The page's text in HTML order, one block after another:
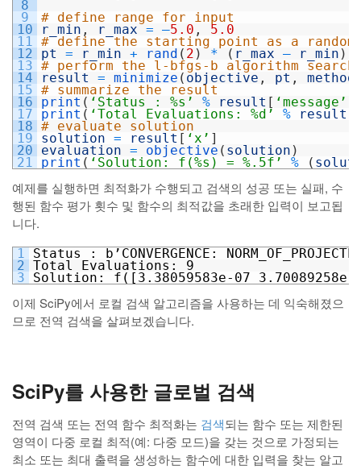
8
9
10
11
12
13
14
15
16
17
18
19
20
21
# define range for input
r_min , r_max = –5.0 , 5.0
# define the starting point as a random
pt = r_min + rand ( 2 ) * ( r_max – r_min )
# perform the l-bfgs-b algorithm search
result = minimize ( objective , pt , method
# summarize the result
print ( ‘Status : %s’ % result [ ‘message’
print ( ‘Total Evaluations: %d’ % result
# evaluate solution
solution = result [ ‘x’ ]
evaluation = objective ( solution )
print ( ‘Solution: f(%s) = %.5f’ % (
예제를 실행하면 최적화가 수행되고 검색의 성공 또는 실패, 수
행된 함수 평가 횟수 및 함수의 최적값을 초래한 입력이 보고됩
니다.
1
2
3
Status : b’CONVERGENCE:
Total Evaluations: 9
Solution: f([3.38059583e-07
이제 SciPy에서 로컬 검색 알고리즘을 사용하는 데 익숙해졌으
므로 전역 검색을 살펴보겠습니다.
SciPy를 사용한 글로벌 검색
전역 검색 또는 전역 함수 최적화는 검색되는 함수 또는 제한된
영역이 다중 로컬 최적(예: 다중 모드)을 갖는 것으로 가정되는
최소 또는 최대 출력을 생성하는 함수에 대한 입력을 찾는 알고